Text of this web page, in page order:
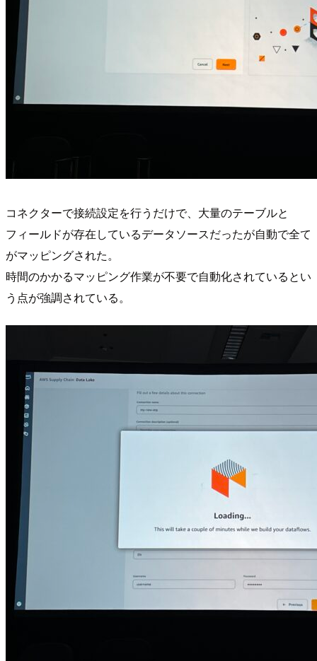
コネクターで接続設定を行うだけで、大量のテーブルと
フィールドが存在しているデータソースだったが自動で全て
がマッピングされた。
時間のかかるマッピング作業が不要で自動化されているとい
う点が強調されている。